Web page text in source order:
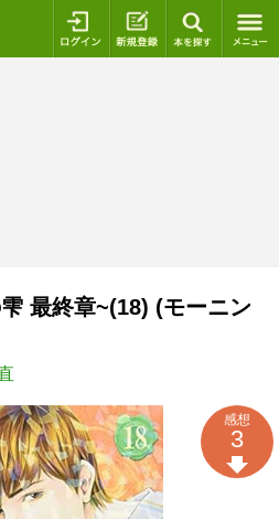
ログイン 新規登録
最終章~(18) (モーニン
感想
3